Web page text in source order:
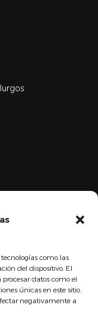
como las
del dispositivo. El
datos como el
únicas en este sitio.
negativamente a